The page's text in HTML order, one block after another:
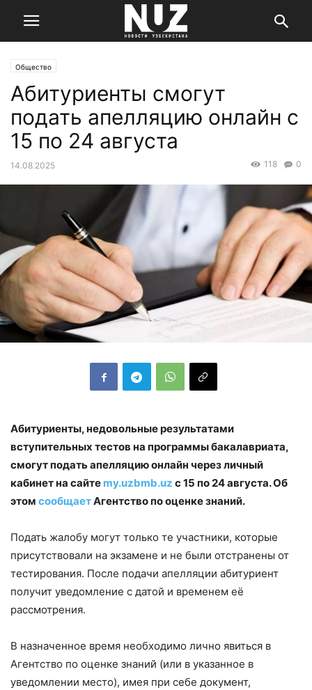
Общество
Абитуриенты смогут
подать апелляцию онлайн с
15 по 24 августа
14.08.2025 0
118
Абитуриенты, недовольные результатами
вступительных тестов на программы бакалавриата,
смогут подать апелляцию онлайн через личный
кабинет на сайте my.uzbmb.uz с 15 по 24 августа. Об
этом сообщаетАгентство по оценке знаний.
Подать жалобу могут только те участники, которые
присутствовали на экзамене и не были отстранены от
тестирования. После подачи апелляции абитуриент
получит уведомление с датой и временем её
рассмотрения.
В назначенное время необходимо лично явиться в
Агентство по оценке знаний (или в указанное в
уведомлении место), имея при себе документ,